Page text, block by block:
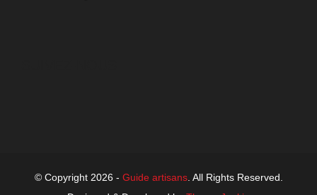
© Copyright 2026 - Guide artisans. All Rights Reserved.